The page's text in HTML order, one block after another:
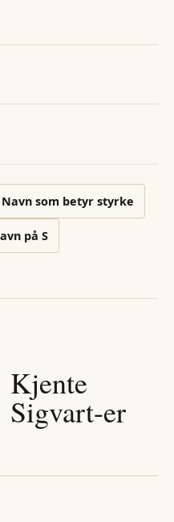
Navn som betyr styrke
på S
Kjente
Sigvart-er